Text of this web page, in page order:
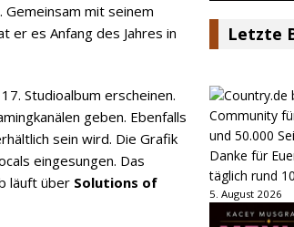
Gemeinsam mit seinem
er es Anfang des Jahres in
Studioalbum erscheinen.
geben. Ebenfalls
sein wird. Die Grafik
eingesungen. Das
läuft über Solutions of
Letzte
Danke für
täglich rund
5. August 2026